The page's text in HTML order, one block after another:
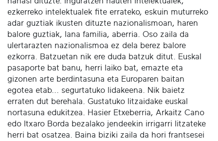
ezkerreko intelektualek fite errateko, eskuin muturreko
adar guztiak ikusten dituzte nazionalismoan, haren
balore guztiak, lana familia, aberria. Oso zaila da
ulertarazten nazionalismoa ez dela berez balore
ezkorra. Batzuetan nik ere duda batzuk ditut. Euskal
pasaporte bat banu, herri laiko bat, emazte eta
gizonen arte berdintasuna eta Europaren baitan
egotea etab... segurtatuko lidakeena. Nik baietz
erraten dut berehala. Gustatuko litzaidake euskal
nortasuna edukitzea. Hasier Etxeberria, Arkaitz Cano
edo Itxaro Borda bezalako jendeekin irrigarri litzateke
herri bat osatzea. Baina biziki zaila da hori frantsesei